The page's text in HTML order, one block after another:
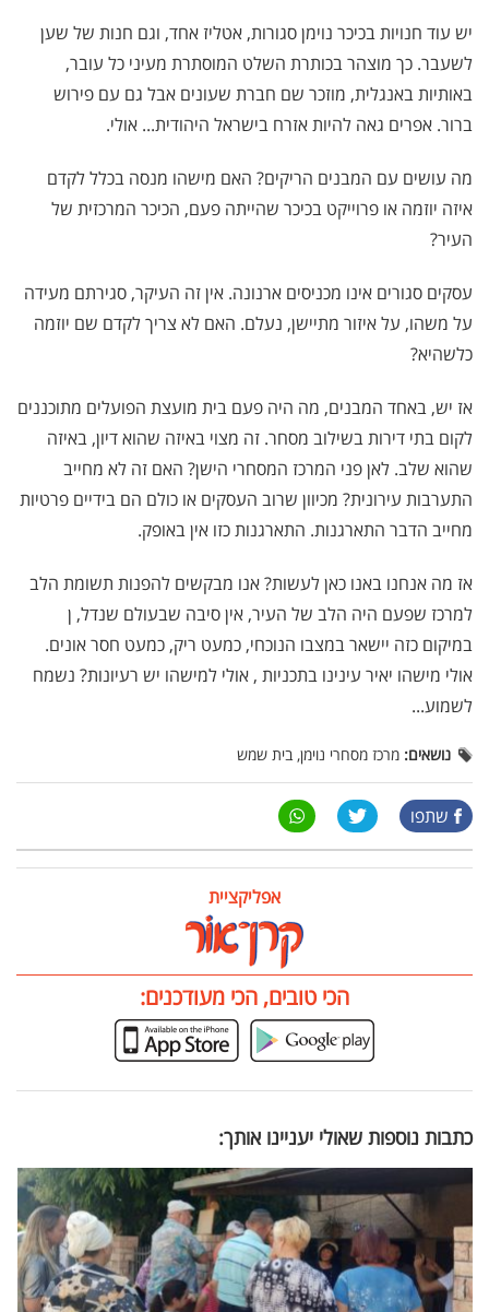
יש עוד חנויות בכיכר נוימן סגורות, אטליז אחד, וגם חנות של שען
לשעבר. כך מוצהר בכותרת השלט המוסתרת מעיני כל עובר,
באותיות באנגלית, מוזכר שם חברת שעונים אבל גם עם פירוש
ברור. אפרים גאה להיות אזרח בישראל היהודית... אולי.
מה עושים עם המבנים הריקים? האם מישהו מנסה בכלל לקדם
איזה יוזמה או פרוייקט בכיכר שהייתה פעם, הכיכר המרכזית של
העיר?
עסקים סגורים אינו מכניסים ארנונה. אין זה העיקר, סגירתם מעידה
על משהו, על איזור מתיישן, נעלם. האם לא צריך לקדם שם יוזמה
כלשהיא?
אז יש, באחד המבנים, מה היה פעם בית מועצת הפועלים מתוכננים
לקום בתי דירות בשילוב מסחר. זה מצוי באיזה שהוא דיון, באיזה
שהוא שלב. לאן פני המרכז המסחרי הישן? האם זה לא מחייב
התערבות עירונית? מכיוון שרוב העסקים או כולם הם בידיים פרטיות
מחייב הדבר התארגנות. התארגנות כזו אין באופק.
אז מה אנחנו באנו כאן לעשות? אנו מבקשים להפנות תשומת הלב
למרכז שפעם היה הלב של העיר, אין סיבה שבעולם שנדל, ן
במיקום כזה יישאר במצבו הנוכחי, כמעט ריק, כמעט חסר אונים.
אולי מישהו יאיר עינינו בתכניות , אולי למישהו יש רעיונות? נשמח
לשמוע...
נושאים: מרכז מסחרי נוימן, בית שמש
שתפו
אפליקציית
הכי טובים, הכי מעודכנים:
כתבות נוספות שאולי יעניינו אותך: